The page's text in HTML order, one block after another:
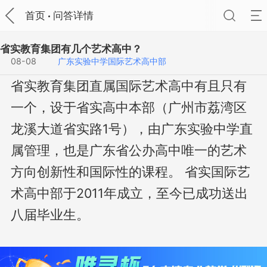
首页 问答详情
省实教育集团有几个艺术高中？
08-08 广东实验中学国际艺术高中部
省实教育集团直属国际艺术高中有且只有
一个，设于省实高中本部（广州市荔湾区
龙溪大道省实路1号），由广东实验中学直
属管理，也是广东省公办高中唯一的艺术
方向创新性和国际性的课程。 省实国际艺
术高中部于2011年成立，至今已成功送出
八届毕业生。